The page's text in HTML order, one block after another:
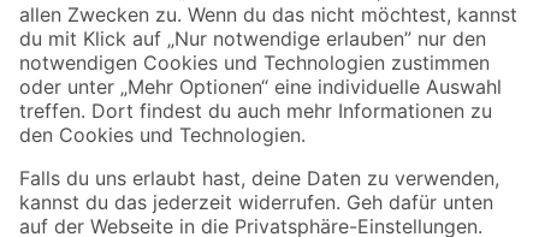
Jetzt die toom-App herunterladen
Alle Preisangaben in EUR inkl. gesetzl. MwSt.. Die dargestellten Angebote sind unter
Umständen nicht in allen Märkten verfügbar. Die angegebenen Verfügbarkeiten beziehen